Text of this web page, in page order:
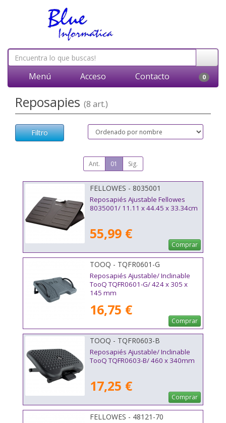
Menú Acceso Contacto 0
Reposapies (8 art.)
Filtro
Ant. 01 Sig.
FELLOWES - 8035001
Reposapiés Ajustable Fellowes
8035001/ 11.11 x 44.45 x 33.34cm
55,99 €
Comprar
TOOQ - TQFR0601-G
Reposapiés Ajustable/ Inclinable
TooQ TQFR0601-G/ 424 x 305 x
145 mm
16,75 €
Comprar
TOOQ - TQFR0603-B
Reposapiés Ajustable/ Inclinable
TooQ TQFR0603-B/ 460 x 340mm
17,25 €
Comprar
FELLOWES - 48121-70